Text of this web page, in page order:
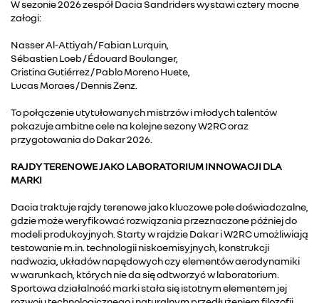
W sezonie 2026 zespół Dacia Sandriders wystawi cztery mocne
załogi:
Nasser Al-Attiyah / Fabian Lurquin,
Sébastien Loeb / Édouard Boulanger,
Cristina Gutiérrez / Pablo Moreno Huete,
Lucas Moraes / Dennis Zenz.
To połączenie utytułowanych mistrzów i młodych talentów
pokazuje ambitne cele na kolejne sezony W2RC oraz
przygotowania do Dakar 2026.
RAJDY TERENOWE JAKO LABORATORIUM INNOWACJI DLA
MARKI
Dacia traktuje rajdy terenowe jako kluczowe pole doświadczalne,
gdzie może weryfikować rozwiązania przeznaczone później do
modeli produkcyjnych. Starty w rajdzie Dakar i W2RC umożliwiają
testowanie m.in. technologii niskoemisyjnych, konstrukcji
nadwozia, układów napędowych czy elementów aerodynamiki
w warunkach, których nie da się odtworzyć w laboratorium.
Sportowa działalność marki stała się istotnym elementem jej